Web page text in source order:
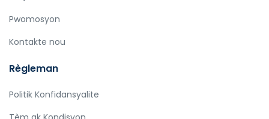
Pwomosyon
Kontakte nou
Règleman
Politik Konfidansyalite